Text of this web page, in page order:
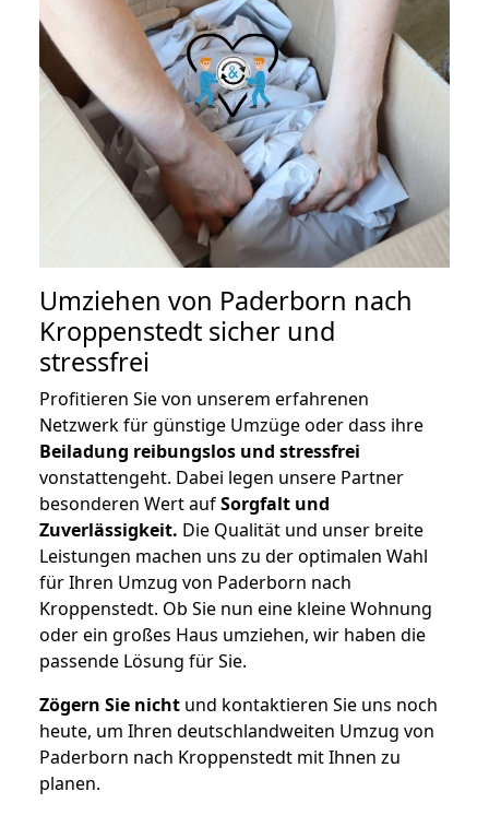
Umziehen von Paderborn nach
Kroppenstedt sicher und
stressfrei
Profitieren Sie von unserem erfahrenen
Netzwerk für günstige Umzüge oder dass ihre
Beiladung reibungslos und stressfrei
vonstattengeht. Dabei legen unsere Partner
besonderen Wert aufSorgfalt und
Zuverlässigkeit. Die Qualität und unser breite
Leistungen machen uns zu der optimalen Wahl
für Ihren Umzug von Paderborn nach
Kroppenstedt. Ob Sie nun eine kleine Wohnung
oder ein großes Haus umziehen, wir haben die
passende Lösung für Sie.
Zögern Sie nicht und kontaktieren Sie uns noch
heute, um Ihren deutschlandweiten Umzug von
Paderborn nach Kroppenstedt mit Ihnen zu
planen.